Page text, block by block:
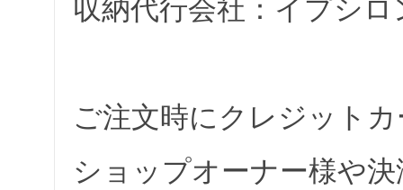
ご注文時にクレジット
ショップオーナー様や